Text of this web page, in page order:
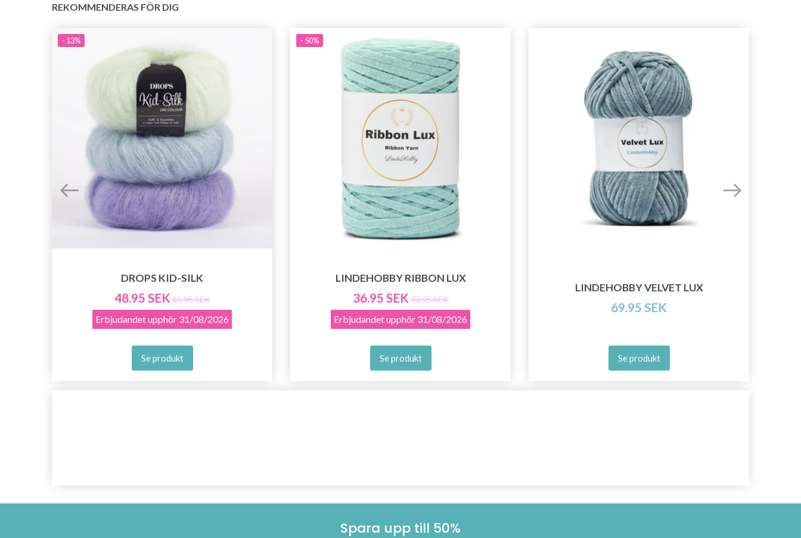
REKOMMENDERAS FÖR DIG
- 13%
DROPS KID-SILK
48.95 SEK 55.95 SEK
Erbjudandet upphör 31/08/2026
Se produkt
- 50%
LINDEHOBBY RIBBON LUX
36.95 SEK 73.95 SEK
Erbjudandet upphör 31/08/2026
Se produkt
LINDEHOBBY VELVET LUX
69.95 SEK
Se produkt
Spara upp till 50%